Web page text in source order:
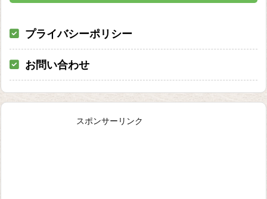
プライバシーポリシー
お問い合わせ
スポンサーリンク